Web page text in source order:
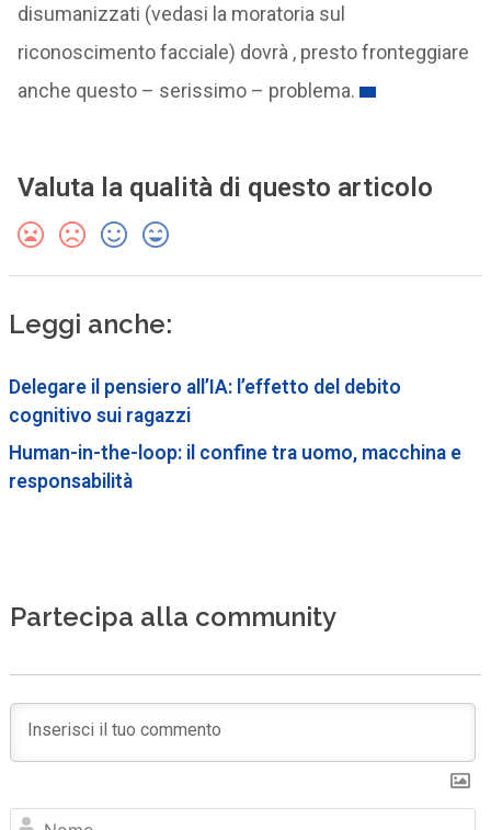
disumanizzati (vedasi la moratoria sul
riconoscimento facciale) dovrà , presto fronteggiare
anche questo – serissimo – problema.
Valuta la qualità di questo articolo
Leggi anche:
Delegare il pensiero all’IA: l’effetto del debito
cognitivo sui ragazzi
Human-in-the-loop: il confine tra uomo, macchina e
responsabilità
Partecipa alla community